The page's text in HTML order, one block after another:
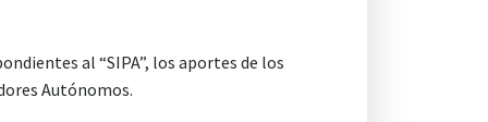
al “SIPA”, los aportes de los
Autónomos.